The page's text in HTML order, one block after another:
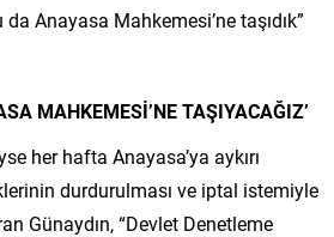
Anayasa Mahkemesi’ne taşıdık”
MAHKEMESİ’NE TAŞIYACAĞIZ’
her hafta Anayasa’ya aykırı
durdurulması ve iptal istemiyle
Günaydın, “Devlet Denetleme